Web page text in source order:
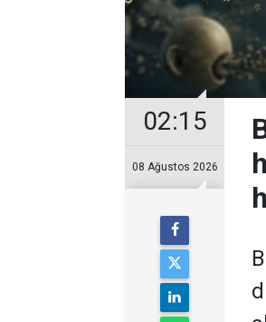
02:15
08 Ağustos 2026